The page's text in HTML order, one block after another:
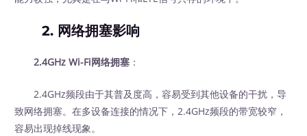
2. 网络拥塞影响
2.4GHz Wi-Fi网络拥塞 ：
2.4GHz频段由于其普及度高，容易受到其他设备的干扰，导
致网络拥塞。在多设备连接的情况下，2.4GHz频段的带宽较窄，
容易出现掉线现象。